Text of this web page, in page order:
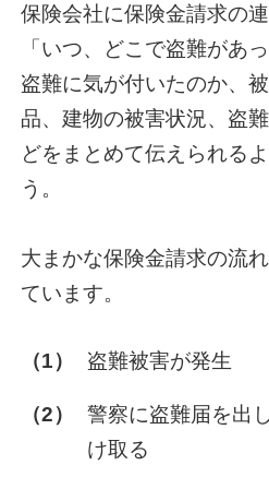
保険会社に保険金請求の
「いつ、どこで盗難があ
盗難に気が付いたのか、
品、建物の被害状況、盗
どをまとめて伝えられる
う。
大まかな保険金請求の流
ています。
（1） 盗難被害が発生
（2）
警察に盗難届を出
け取る